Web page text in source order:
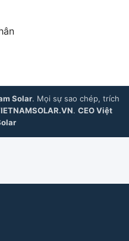
Solar. Mọi sự sao chép, trích
. CEO Việt